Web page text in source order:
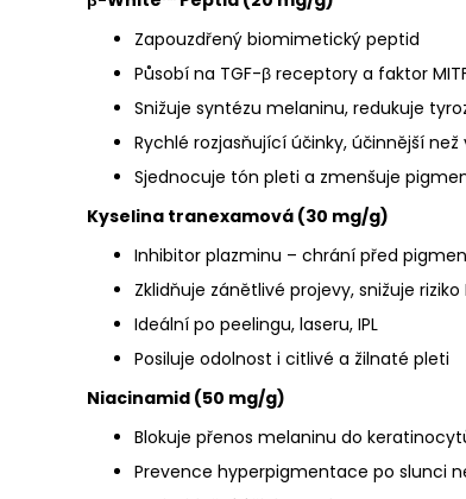
Zapouzdřený biomimetický peptid
Působí na TGF-β receptory a faktor
Snižuje syntézu melaninu, redukuje
Rychlé rozjasňující účinky, účinnější
Sjednocuje tón pleti a zmenšuje
Kyselina tranexamová (30 mg/g)
Inhibitor plazminu – chrání před
Zklidňuje zánětlivé projevy, snižuje
Ideální po peelingu, laseru, IPL
Posiluje odolnost i citlivé a žilnaté pleti
Niacinamid (50 mg/g)
Blokuje přenos melaninu do
Prevence hyperpigmentace po slunci